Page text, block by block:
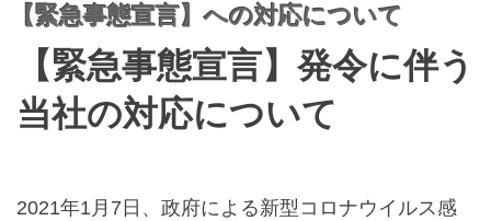
【緊急事態宣言】への対応について
【緊急事態宣言】 発令に伴う
当社の対応について
2021年1月7日、政府による新型コロナウイルス感